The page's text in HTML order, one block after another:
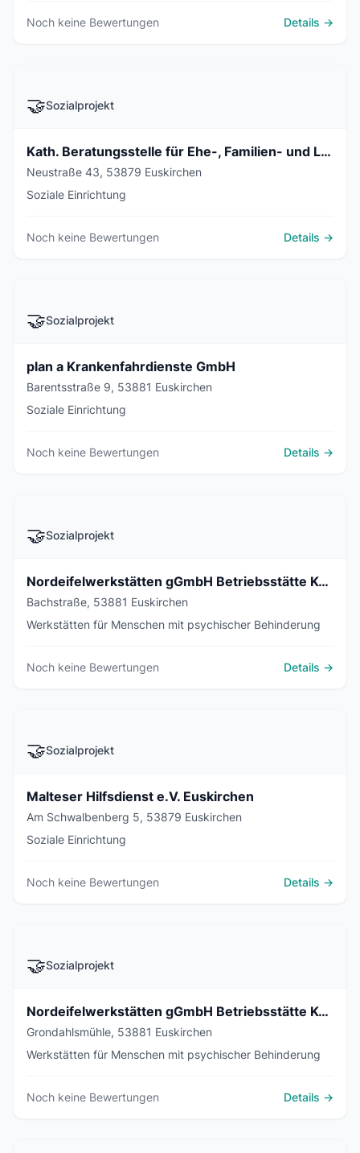
Noch keine Bewertungen Details →
🤝Sozialprojekt
Kath. Beratungsstelle für Ehe-, Familien- und Lebensfragen
Neustraße 43, 53879 Euskirchen
Soziale Einrichtung
Noch keine Bewertungen Details →
🤝Sozialprojekt
plan a Krankenfahrdienste GmbH
Barentsstraße 9, 53881 Euskirchen
Soziale Einrichtung
Noch keine Bewertungen Details →
🤝Sozialprojekt
Nordeifelwerkstätten gGmbH Betriebsstätte Kuchenheim
Bachstraße, 53881 Euskirchen
Werkstätten für Menschen mit psychischer Behinderung
Noch keine Bewertungen Details →
🤝Sozialprojekt
Malteser Hilfsdienst e.V. Euskirchen
Am Schwalbenberg 5, 53879 Euskirchen
Soziale Einrichtung
Noch keine Bewertungen Details →
🤝Sozialprojekt
Nordeifelwerkstätten gGmbH Betriebsstätte Kuchenheim
Grondahlsmühle, 53881 Euskirchen
Werkstätten für Menschen mit psychischer Behinderung
Noch keine Bewertungen Details →